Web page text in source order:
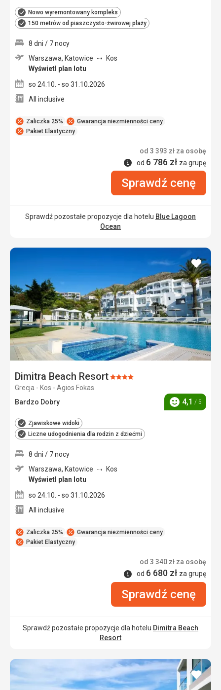
Nowo wyremontowany kompleks
150 metrów od piaszczysto-żwirowej plaży
Zaliczka 25%
Gwarancja niezmienności ceny
Pakiet Elastyczny
8 dni / 7 nocy
Warszawa, Katowice
Kos
Wyświetl plan lotu
so 24.10. - so 31.10.2026
All inclusive
od 3 393 zł za osobę
Informacje
od 6 786 zł za grupę
Sprawdź cenę
Sprawdź pozostałe propozycje dla hotelu Blue Lagoon
Ocean
Dimitra Beach ResortOcena:
Grecja - Kos - Agios Fokas
Bardzo Dobry
Ocena
4,1 / 5
Zjawiskowe widoki
Liczne udogodnienia dla rodzin z dziećmi
dodaj
do
Zaliczka 25%
Gwarancja niezmienności ceny
Pakiet Elastyczny
8 dni / 7 nocy
Warszawa, Katowice
Kos
Wyświetl plan lotu
so 24.10. - so 31.10.2026
All inclusive
od 3 340 zł za osobę
Informacje
od 6 680 zł za grupę
Sprawdź cenę
Sprawdź pozostałe propozycje dla hotelu Dimitra Beach
Resort
dodaj
do